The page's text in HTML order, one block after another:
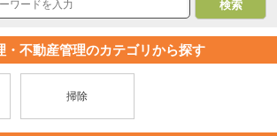
・不動産管理のカテゴリから探す
掃除